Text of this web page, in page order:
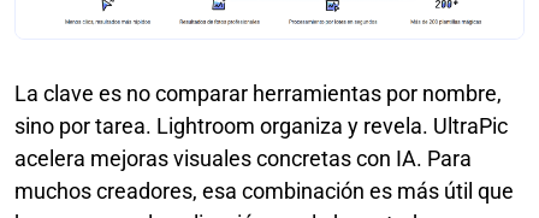
La clave es no comparar herramientas por nombre,
sino por tarea. Lightroom organiza y revela. UltraPic
acelera mejoras visuales concretas con IA. Para
muchos creadores, esa combinación es más útil que